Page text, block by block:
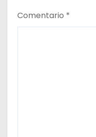
Comentario *